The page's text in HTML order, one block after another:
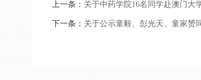
上一条： 关于中药学院16名同学赴澳门大
下一条： 关于公示童毅、彭光天、童家赟